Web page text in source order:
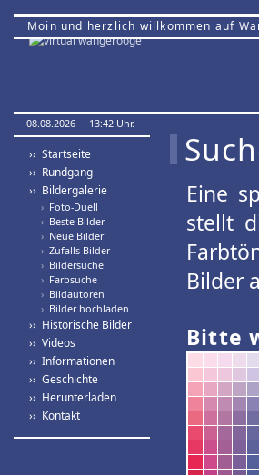
Moin und herzlich willkommen auf
08.08.2026 · 13:42 Uhr.
›› Startseite
›› Rundgang
›› Bildergalerie
› Foto-Duell
› Beste Bilder
› Neue Bilder
› Zufalls-Bilder
› Bildersuche
› Farbsuche
› Bildautoren
› Bilder hochladen
›› Historische Bilder
›› Videos
›› Informationen
›› Geschichte
›› Herunterladen
›› Kontakt
Eine
stellt
Bilder
Bitte